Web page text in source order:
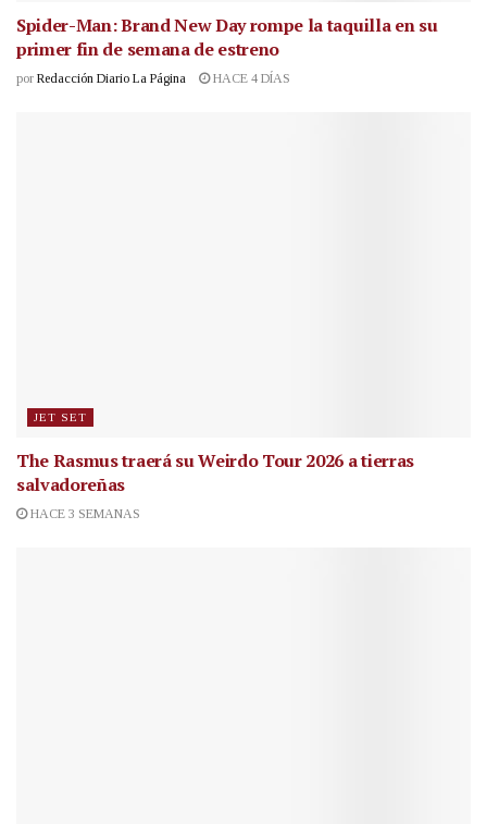
Spider-Man: Brand New Day rompe la taquilla en su
primer fin de semana de estreno
por Redacción Diario La Página HACE 4 DÍAS
JET SET
The Rasmus traerá su Weirdo Tour 2026 a tierras
salvadoreñas
HACE 3 SEMANAS